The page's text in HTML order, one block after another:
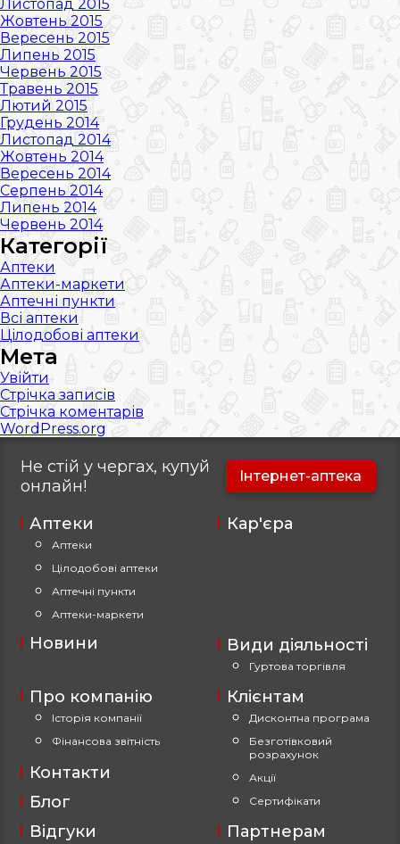
Листопад 2015
Жовтень 2015
Вересень 2015
Липень 2015
Червень 2015
Травень 2015
Лютий 2015
Грудень 2014
Листопад 2014
Жовтень 2014
Вересень 2014
Серпень 2014
Липень 2014
Червень 2014
Категорії
Аптеки
Аптеки-маркети
Аптечні пункти
Всі аптеки
Цілодобові аптеки
Мета
Увійти
Стрічка записів
Стрічка коментарів
WordPress.org
Не стій у чергах, купуй
онлайн!
Інтернет-аптека
Аптеки
Аптеки
Цілодобові аптеки
Аптечні пункти
Аптеки-маркети
Про компанію
Історія компанії
Фінансова звітність
Види діяльності
Гуртова торгівля
Контакти
Відгуки
Новини
Клієнтам
Дисконтна програма
Безготівковий
розрахунок
Акції
Сертифікати
Партнерам
Блог
Кар'єра